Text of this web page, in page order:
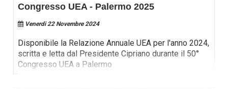
Congresso UEA - Palermo 2025
Venerdi 22 Novembre 2024
Disponibile la Relazione Annuale UEA per l'anno 2024,
scritta e letta dal Presidente Cipriano durante il 50°
Congresso UEA a Palermo